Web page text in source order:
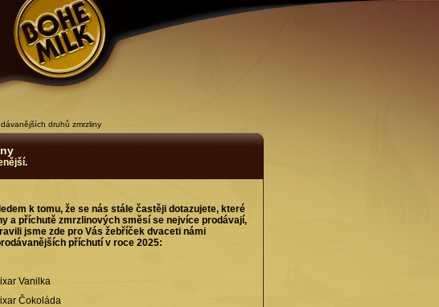
druhů zmrzliny
k tomu, že se nás stále častěji dotazujete, které
a příchutě zmrzlinových směsí se nejvíce prodávají,
jsme zde pro Vás žebříček dvaceti námi
příchutí v roce 2025:
Vanilka
Čokoláda